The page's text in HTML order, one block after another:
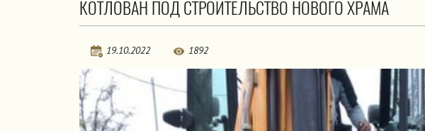
КОТЛОВАН ПОД СТРОИТЕЛЬСТВО НОВОГО ХРАМА
19.10.2022 1892